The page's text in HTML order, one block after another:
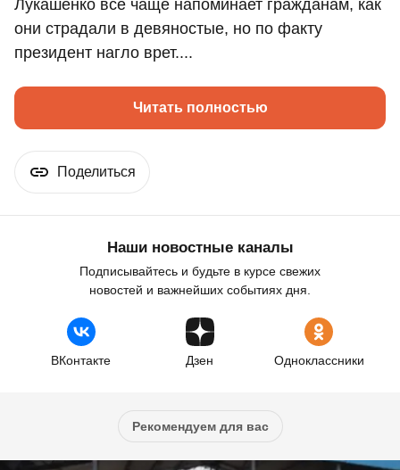
Лукашенко все чаще напоминает гражданам, как
они страдали в девяностые, но по факту
президент нагло врет....
Читать полностью
Поделиться
Наши новостные каналы
Подписывайтесь и будьте в курсе свежих
новостей и важнейших событиях дня.
ВКонтакте Дзен Одноклассники
Рекомендуем для вас